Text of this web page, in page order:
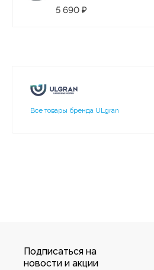
5 690 ₽
Все товары бренда ULgran
Подписаться на
новости и акции